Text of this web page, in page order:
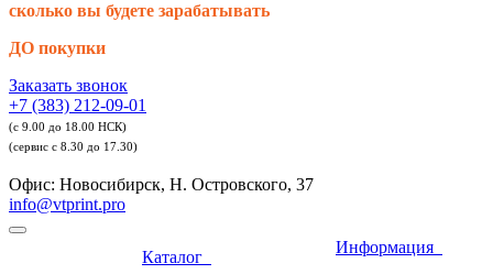
сколько вы будете зарабатывать
ДО покупки
Заказать звонок
+7 (383) 212-09-01
(с 9.00 до 18.00 НСК)
(сервис с 8.30 до 17.30)
Офис: Новосибирск, Н. Островского, 37
info@vtprint.pro
Каталог
Информация